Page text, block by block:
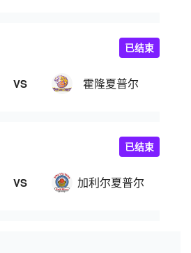
VS 霍隆夏普尔
已结束
VS 加利尔夏普尔
已结束